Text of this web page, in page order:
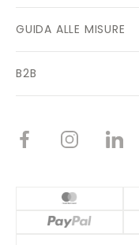
GUIDA ALLE MISURE
B2B